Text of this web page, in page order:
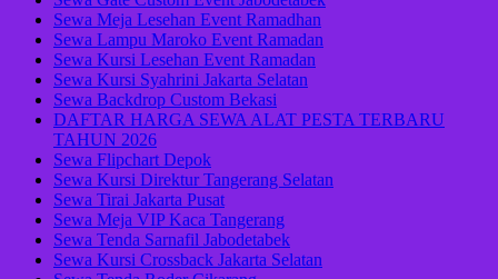
Sewa Meja Lesehan Event Ramadhan
Sewa Lampu Maroko Event Ramadan
Sewa Kursi Lesehan Event Ramadan
Sewa Kursi Syahrini Jakarta Selatan
Sewa Backdrop Custom Bekasi
DAFTAR HARGA SEWA ALAT PESTA TERBARU
TAHUN 2026
Sewa Flipchart Depok
Sewa Kursi Direktur Tangerang Selatan
Sewa Tirai Jakarta Pusat
Sewa Meja VIP Kaca Tangerang
Sewa Tenda Sarnafil Jabodetabek
Sewa Kursi Crossback Jakarta Selatan